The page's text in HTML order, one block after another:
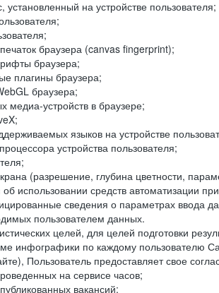
на устройстве пользователя;
браузера (canvas fingerprint);
браузера;
плагины браузера;
браузера;
медиа-устройств в браузере;
языков на устройстве
устройства пользователя;
(разрешение, глубина цветности,
использовании средств автоматизации
сведения о параметрах ввода
пользователем данных.
целей, для целей подготовки
инфографики по каждому пользователю
Пользователь предоставляет свое
на сервисе часов;
вакансий;